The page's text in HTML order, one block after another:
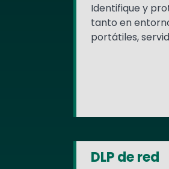
Identifique y
tanto en
portátiles,
DLP de red